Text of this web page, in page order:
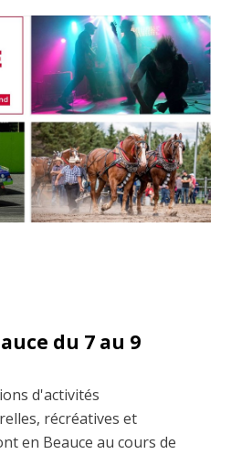
du 7 au 9
d'activités
récréatives et
en Beauce au cours de